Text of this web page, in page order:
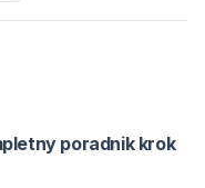
poradnik krok